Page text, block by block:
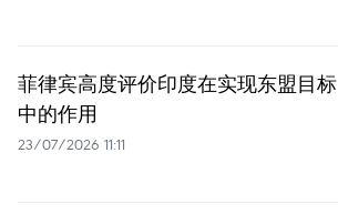
菲律宾高度评价印度在实现东盟目标
中的作用
23/07/2026 11:11